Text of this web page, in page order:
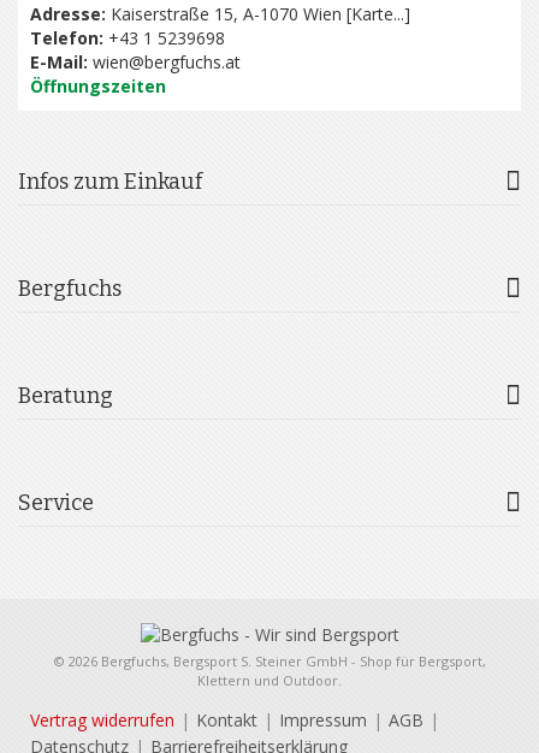
Adresse: Kaiserstraße 15, A-1070 Wien [Karte...]
Telefon: +43 1 5239698
E-Mail: wien@bergfuchs.at
Öffnungszeiten
Infos zum Einkauf
Bergfuchs
Beratung
Service
© 2026 Bergfuchs, Bergsport S. Steiner GmbH - Shop für Bergsport,
Klettern und Outdoor.
Vertrag widerrufen Kontakt Impressum
AGB
Datenschutz
Barrierefreiheitserklärung